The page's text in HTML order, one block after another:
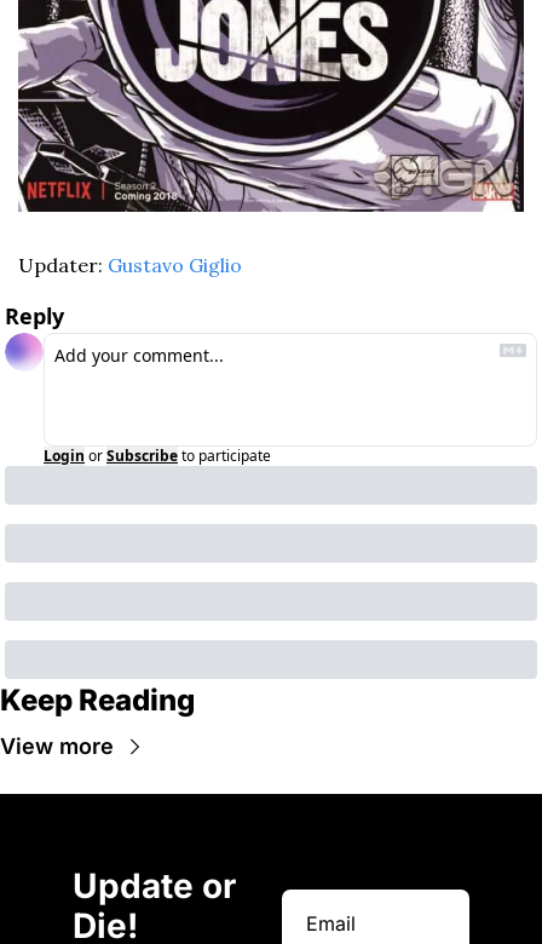
Updater: Gustavo Giglio
Reply
Login orSubscribeto participate
Keep Reading
View more
Update or
Die!